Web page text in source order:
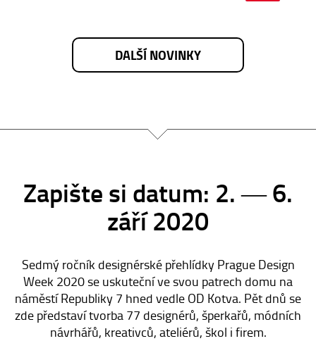
DALŠÍ NOVINKY
Zapište si datum: 2. ― 6.
září 2020
Sedmý ročník designérské přehlídky Prague Design
Week 2020 se uskuteční ve svou patrech domu na
náměstí Republiky 7 hned vedle OD Kotva. Pět dnů se
zde představí tvorba 77 designérů, šperkařů, módních
návrhářů, kreativců, ateliérů, škol i firem.